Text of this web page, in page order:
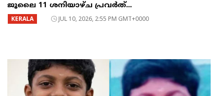
ജൂലൈ 11 ശനിയാഴ്ച പ്രവർത്...
KERALA JUL 10, 2026, 2:55 PM GMT+0000